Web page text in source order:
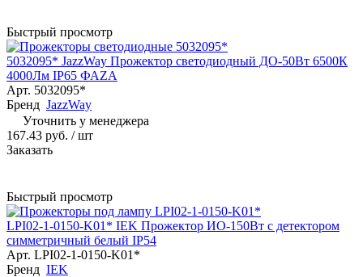
Быстрый просмотр
5032095* JazzWay Прожектор светодиодный ДО-50Вт 6500К
4000Лм IP65 ФАZА
Арт. 5032095*
Бренд JazzWay
Уточнить у менеджера
167.43 руб. / шт
Заказать
Быстрый просмотр
LPI02-1-0150-K01* IEK Прожектор ИО-150Вт с детектором
симметричный белый IP54
Арт. LPI02-1-0150-K01*
Бренд IEK